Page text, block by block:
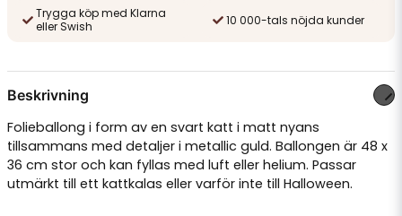
Trygga köp med Klarna
eller Swish
10 000-tals nöjda kunder
Beskrivning
Folieballong i form av en svart katt i matt nyans
tillsammans med detaljer i metallic guld. Ballongen är 48 x
36 cm stor och kan fyllas med luft eller helium. Passar
utmärkt till ett kattkalas eller varför inte till Halloween.